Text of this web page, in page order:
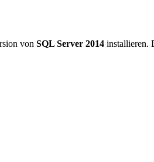
von SQL Server 2014 installieren.